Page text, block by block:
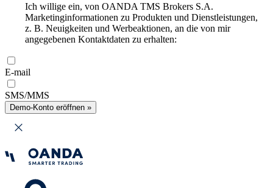
Ich willige ein, von OANDA TMS Brokers S.A.
Marketinginformationen zu Produkten und Dienstleistungen,
z. B. Neuigkeiten und Werbeaktionen, an die von mir
angegebenen Kontaktdaten zu erhalten:
E-mail
SMS/MMS
Demo-Konto eröffnen »